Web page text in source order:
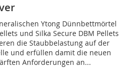
Ytong Dünnbettmörtel
und Silka Secure DBM Pellets
die Staubbelastung auf der
und erfüllen damit die neuen
Anforderungen an...